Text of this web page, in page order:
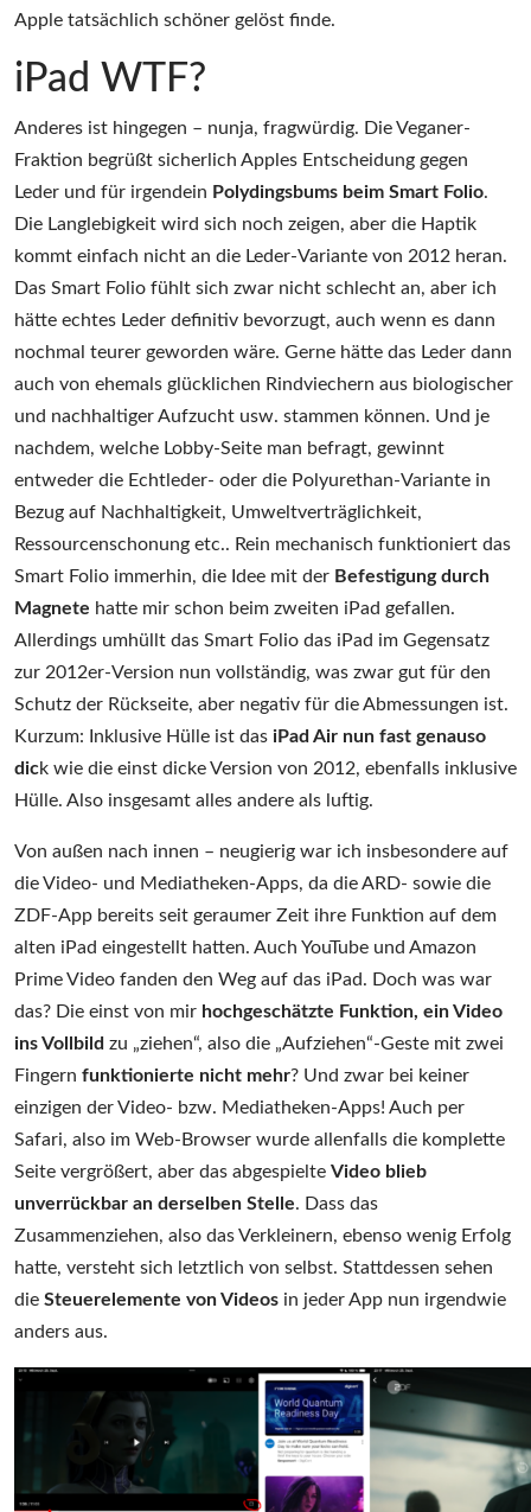
Apple tatsächlich schöner gelöst finde.
iPad WTF?
Anderes ist hingegen – nunja, fragwürdig. Die Veganer-
Fraktion begrüßt sicherlich Apples Entscheidung gegen
Leder und für irgendein Polydingsbums beim Smart Folio.
Die Langlebigkeit wird sich noch zeigen, aber die Haptik
kommt einfach nicht an die Leder-Variante von 2012 heran.
Das Smart Folio fühlt sich zwar nicht schlecht an, aber ich
hätte echtes Leder definitiv bevorzugt, auch wenn es dann
nochmal teurer geworden wäre. Gerne hätte das Leder dann
auch von ehemals glücklichen Rindviechern aus biologischer
und nachhaltiger Aufzucht usw. stammen können. Und je
nachdem, welche Lobby-Seite man befragt, gewinnt
entweder die Echtleder- oder die Polyurethan-Variante in
Bezug auf Nachhaltigkeit, Umweltverträglichkeit,
Ressourcenschonung etc.. Rein mechanisch funktioniert das
Smart Folio immerhin, die Idee mit der Befestigung durch
Magnete hatte mir schon beim zweiten iPad gefallen.
Allerdings umhüllt das Smart Folio das iPad im Gegensatz
zur 2012er-Version nun vollständig, was zwar gut für den
Schutz der Rückseite, aber negativ für die Abmessungen ist.
Kurzum: Inklusive Hülle ist das iPad Air nun fast genauso
dick wie die einst dicke Version von 2012, ebenfalls inklusive
Hülle. Also insgesamt alles andere als luftig.
Von außen nach innen – neugierig war ich insbesondere auf
die Video- und Mediatheken-Apps, da die ARD- sowie die
ZDF-App bereits seit geraumer Zeit ihre Funktion auf dem
alten iPad eingestellt hatten. Auch YouTube und Amazon
Prime Video fanden den Weg auf das iPad. Doch was war
das? Die einst von mir hochgeschätzte Funktion, ein Video
ins Vollbild zu „ziehen“, also die „Aufziehen“-Geste mit zwei
Fingern funktionierte nicht mehr? Und zwar bei keiner
einzigen der Video- bzw. Mediatheken-Apps! Auch per
Safari, also im Web-Browser wurde allenfalls die komplette
Seite vergrößert, aber das abgespielte Video blieb
unverrückbar an derselben Stelle. Dass das
Zusammenziehen, also das Verkleinern, ebenso wenig Erfolg
hatte, versteht sich letztlich von selbst. Stattdessen sehen
die Steuerelemente von Videos in jeder App nun irgendwie
anders aus.